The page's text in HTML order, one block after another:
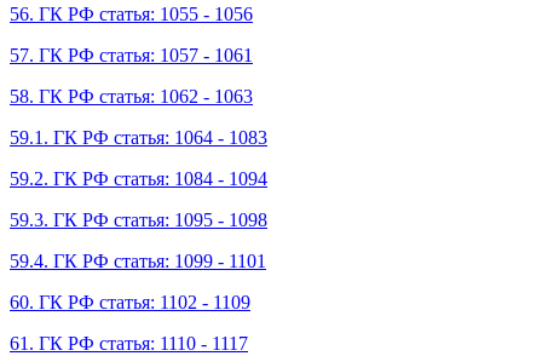
56. ГК РФ статья: 1055 - 1056
57. ГК РФ статья: 1057 - 1061
58. ГК РФ статья: 1062 - 1063
59.1. ГК РФ статья: 1064 - 1083
59.2. ГК РФ статья: 1084 - 1094
59.3. ГК РФ статья: 1095 - 1098
59.4. ГК РФ статья: 1099 - 1101
60. ГК РФ статья: 1102 - 1109
61. ГК РФ статья: 1110 - 1117